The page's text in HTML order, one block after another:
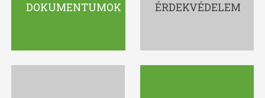
DOKUMENTUMOK ÉRDEKVÉDELEM